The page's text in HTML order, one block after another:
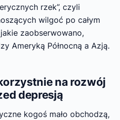
rzek”, czyli
wilgoć po całym
zaobserwowano,
Ameryką Północną a Azją.
na rozwój
depresją
kogoś mało obchodzą,